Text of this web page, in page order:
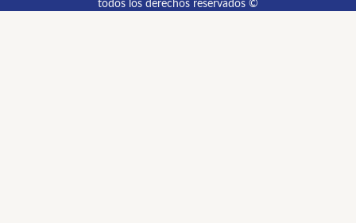
todos los derechos reservados ©